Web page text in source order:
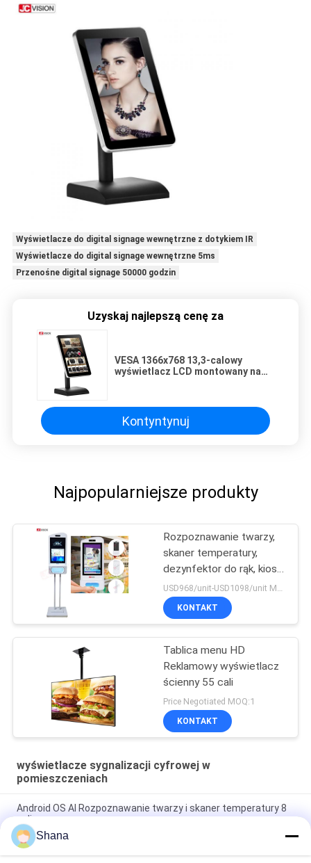
Wyświetlacze do digital signage wewnętrzne z dotykiem IR
Wyświetlacze do digital signage wewnętrzne 5ms
Przenośne digital signage 50000 godzin
Uzyskaj najlepszą cenę za
VESA 1366x768 13,3-calowy
wyświetlacz LCD montowany na
Kontyntynuj
Najpopularniejsze produkty
Rozpoznawanie twarzy,
skaner temperatury,
dezynfektor do rąk, kiosk
reklamowy
USD968/unit-USD1098/unit MOQ:1 jednostka
KONTAKT
Tablica menu HD
Reklamowy wyświetlacz
ścienny 55 cali
Price Negotiated MOQ:1
KONTAKT
wyświetlacze sygnalizacji cyfrowej w
pomieszczeniach
Android OS AI Rozpoznawanie twarzy i skaner temperatury 8
cali
Obrotowe wewnętrzne ekrany reklamowe Smartboard z
pojemnościowym ekranem dotykowym
Shana